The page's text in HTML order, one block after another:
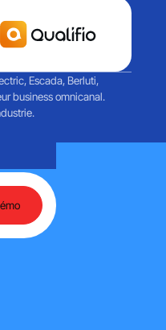
Escada, Berluti,
business omnicanal.
Retours sur une journée